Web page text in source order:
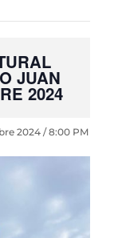
JUAN
2024
2024 / 8:00 PM